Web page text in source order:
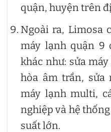
quận, huyện trên
Ngoài ra, Limosa
máy lạnh quận 9
khác như: sửa
hòa âm trần, sửa
máy lạnh multi,
nghiệp và hệ
suất lớn.